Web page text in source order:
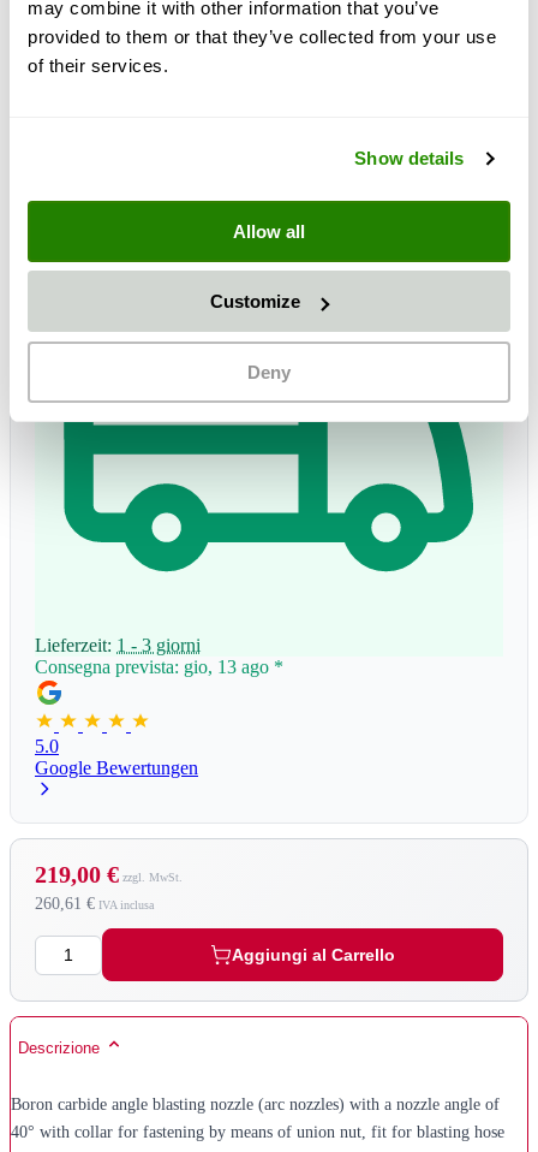
may combine it with other information that you’ve
provided to them or that they’ve collected from your use
of their services.
Show details
Allow all
Customize
Deny
Lieferzeit: 1 - 3 giorni
Consegna prevista: gio, 13 ago *
5.0
Google Bewertungen
260,61 €
219,00 €
Quantità
Aggiungi al Carrello
Descrizione
Boron carbide angle blasting nozzle (arc nozzles) with a nozzle angle of
40° with collar for fastening by means of union nut, fit for blasting hose